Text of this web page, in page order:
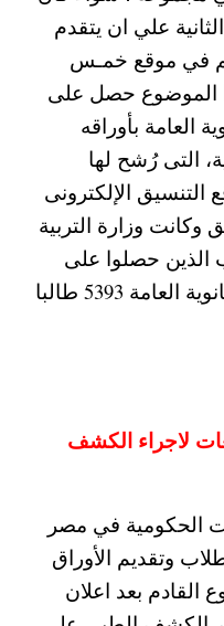
علي ان يتقدم
في موقع خمـس
الموضوع حصل على
العامة بأوراقه
التى رُشح لها
الإلكترونى
وزارة التربية
الذين حصلوا على
درجات إضافية من تظلمات الثانوية العامة 5393 طالبا
لاجراء الكشف
الحكومية في مصر
وتقديم الأوراق
القادم بعد اعلان